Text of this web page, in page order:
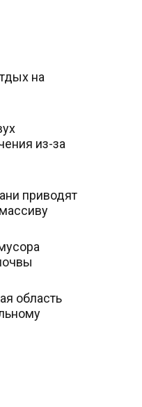
на
из-за
приводят
область